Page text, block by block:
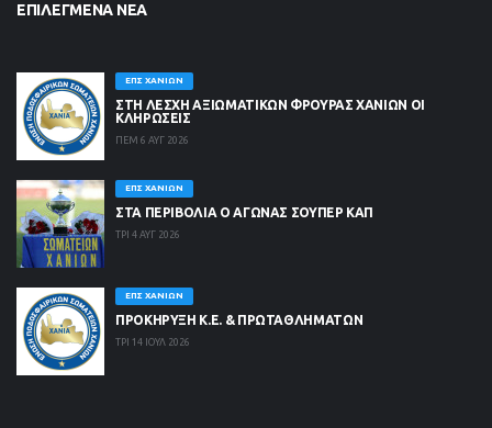
ΕΠΙΛΕΓΜΈΝΑ ΝΈΑ
ΕΠΣ ΧΑΝΊΩΝ
ΣΤΗ ΛΈΣΧΗ ΑΞΙΩΜΑΤΙΚΏΝ ΦΡΟΥΡΆΣ ΧΑΝΊΩΝ ΟΙ
ΚΛΗΡΏΣΕΙΣ
ΠΕΜ 6 ΑΥΓ 2026
ΕΠΣ ΧΑΝΊΩΝ
ΣΤΑ ΠΕΡΙΒΟΛΙΑ Ο ΑΓΩΝΑΣ ΣΟΥΠΕΡ ΚΑΠ
ΤΡΙ 4 ΑΥΓ 2026
ΕΠΣ ΧΑΝΊΩΝ
ΠΡΟΚΗΡΥΞΗ Κ.Ε. & ΠΡΩΤΑΘΛΗΜΑΤΩΝ
ΤΡΙ 14 ΙΟΥΛ 2026